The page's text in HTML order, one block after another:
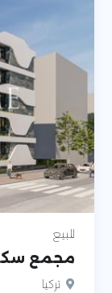
للبيع
مجمع
تركيا